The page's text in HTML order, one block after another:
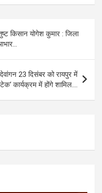
ail py
Li
n
k
ar
किसान योगेश कुमार : जिला
23 दिसंबर को रायपुर में
कार्यक्रम में होंगे शामिल….